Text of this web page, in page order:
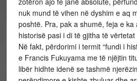
nuk mund të vihen në dyshim e aq
poshtë. Pra, pak a shumë, feja e ka
historisë pasi i di të gjitha të
Në fakt, përdorimi i termit “fundi i
e Francis Fukuyama me të njëjtin
libër hidhte idenë se tashmë